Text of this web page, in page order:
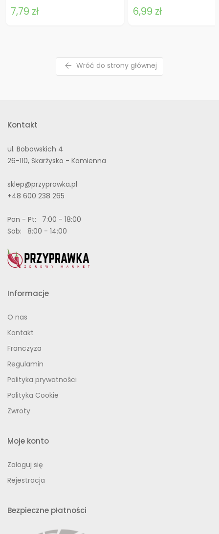
7,79 zł 6,99 zł
arrow_back Wróć do strony głównej
Kontakt
ul. Bobowskich 4
26-110, Skarżysko - Kamienna
sklep@przyprawka.pl
+48 600 238 265
Pon - Pt: 7:00 - 18:00
Sob: 8:00 - 14:00
Informacje
O nas
Kontakt
Franczyza
Regulamin
Polityka prywatności
Polityka Cookie
Zwroty
Moje konto
Zaloguj się
Rejestracja
Bezpieczne płatności